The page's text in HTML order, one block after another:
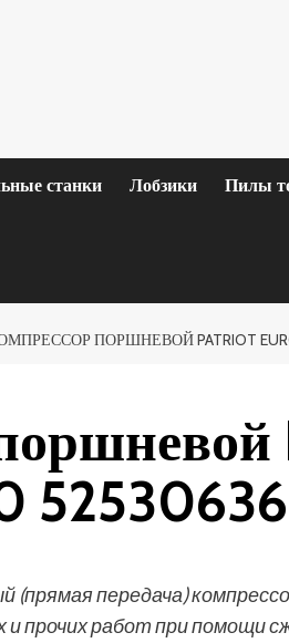
станки Лобзики Пилы
ПОРШНЕВОЙ PATRIOT
(прямая передача)
прочих работ при помощи